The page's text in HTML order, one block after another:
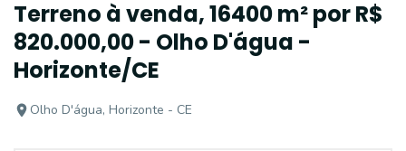
Terreno à venda, 16400 m² por R$
820.000,00 - Olho D'água -
Horizonte/CE
Olho D'água, Horizonte - CE